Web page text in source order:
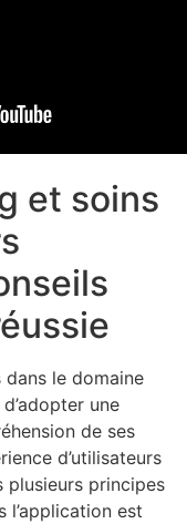
et soins
le domaine
une
de ses
d’utilisateurs
plusieurs principes
l’application est